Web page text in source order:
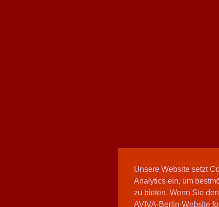
Unsere Website setzt
Analytics ein, um
zu bieten. Wenn Sie
AVIVA-Berlin-Website